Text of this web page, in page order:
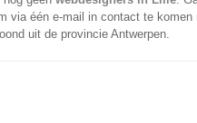
via één e-mail in contact te
uit de provincie Antwerpen.